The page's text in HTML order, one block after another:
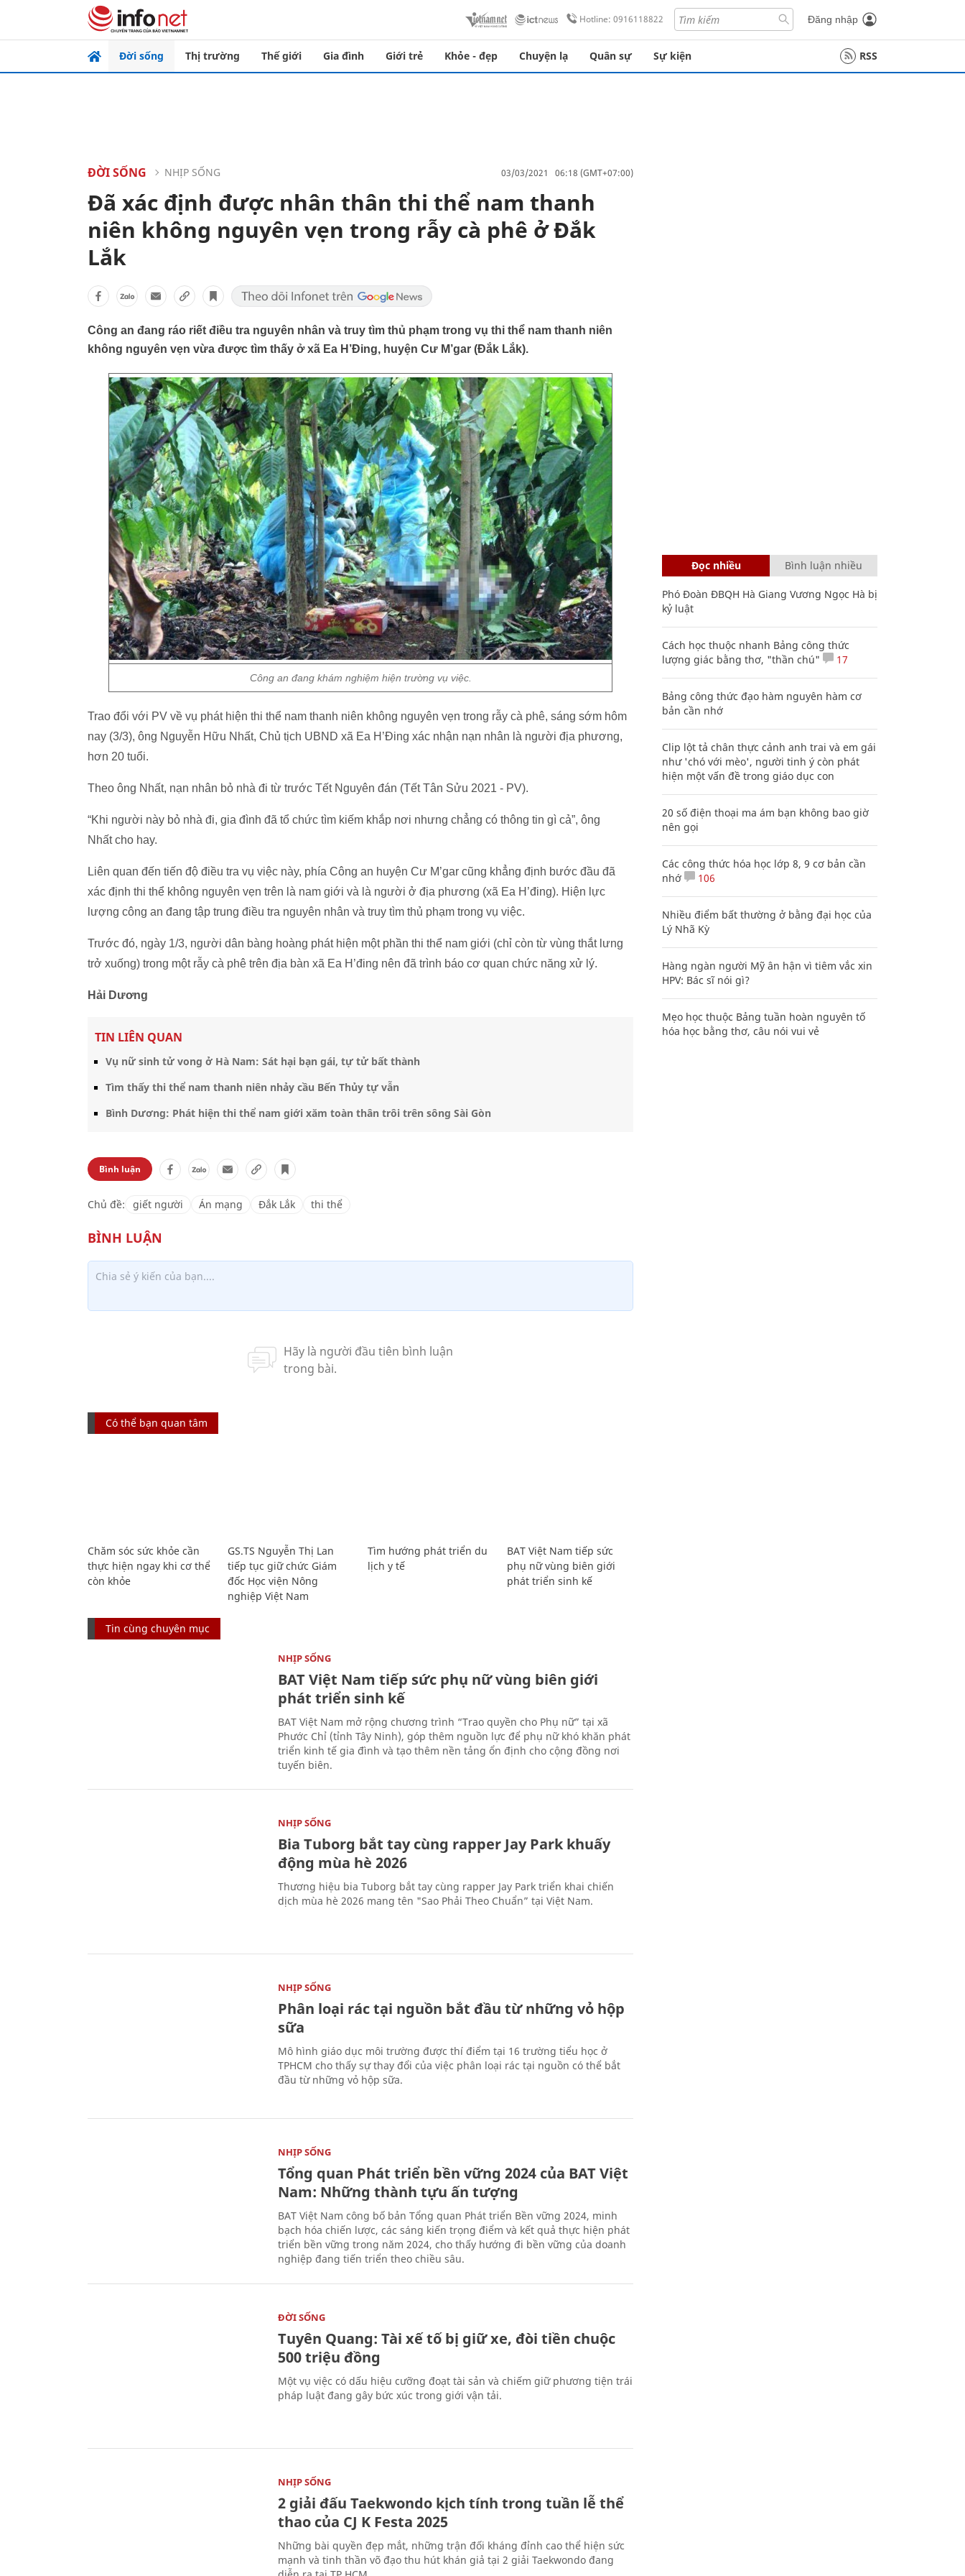
Hotline: 0916118822 Đăng nhập
Đời sống Thị trường Thế giới Gia đình Giới trẻ Khỏe - đẹp Chuyện lạ Quân sự Sự kiện RSS
ĐỜI SỐNG NHỊP SỐNG 03/03/2021 06:18 (GMT+07:00)
Đã xác định được nhân thân thi thể nam thanh
niên không nguyên vẹn trong rẫy cà phê ở Đắk
Lắk
Công an đang ráo riết điều tra nguyên nhân và truy tìm thủ phạm trong vụ thi thể nam thanh niên
không nguyên vẹn vừa được tìm thấy ở xã Ea H’Đing, huyện Cư M’gar (Đắk Lắk).
Công an đang khám nghiệm hiện trường vụ việc.
Trao đổi với PV về vụ phát hiện thi thể nam thanh niên không nguyên vẹn trong rẫy cà phê, sáng sớm hôm
nay (3/3), ông Nguyễn Hữu Nhất, Chủ tịch UBND xã Ea H’Đing xác nhận nạn nhân là người địa phương,
hơn 20 tuổi.
Theo ông Nhất, nạn nhân bỏ nhà đi từ trước Tết Nguyên đán (Tết Tân Sửu 2021 - PV).
“Khi người này bỏ nhà đi, gia đình đã tổ chức tìm kiếm khắp nơi nhưng chẳng có thông tin gì cả”, ông
Nhất cho hay.
Liên quan đến tiến độ điều tra vụ việc này, phía Công an huyện Cư M’gar cũng khẳng định bước đầu đã
xác định thi thể không nguyên vẹn trên là nam giới và là người ở địa phương (xã Ea H’đing). Hiện lực
lượng công an đang tập trung điều tra nguyên nhân và truy tìm thủ phạm trong vụ việc.
Trước đó, ngày 1/3, người dân bàng hoàng phát hiện một phần thi thể nam giới (chỉ còn từ vùng thắt lưng
trở xuống) trong một rẫy cà phê trên địa bàn xã Ea H’đing nên đã trình báo cơ quan chức năng xử lý.
Hải Dương
TIN LIÊN QUAN
Vụ nữ sinh tử vong ở Hà Nam: Sát hại bạn gái, tự tử bất thành
Tìm thấy thi thể nam thanh niên nhảy cầu Bến Thủy tự vẫn
Bình Dương: Phát hiện thi thể nam giới xăm toàn thân trôi trên sông Sài Gòn
Bình luận
Chủ đề: giết người Án mạng Đắk Lắk thi thể
Có thể bạn quan tâm
Chăm sóc sức khỏe cần
thực hiện ngay khi cơ thể
còn khỏe
GS.TS Nguyễn Thị Lan
tiếp tục giữ chức Giám
đốc Học viện Nông
nghiệp Việt Nam
Tìm hướng phát triển du
lịch y tế
BAT Việt Nam tiếp sức
phụ nữ vùng biên giới
phát triển sinh kế
Tin cùng chuyên mục
NHỊP SỐNG
BAT Việt Nam tiếp sức phụ nữ vùng biên giới
phát triển sinh kế
BAT Việt Nam mở rộng chương trình “Trao quyền cho Phụ nữ” tại xã
Phước Chỉ (tỉnh Tây Ninh), góp thêm nguồn lực để phụ nữ khó khăn phát
triển kinh tế gia đình và tạo thêm nền tảng ổn định cho cộng đồng nơi
tuyến biên.
NHỊP SỐNG
Bia Tuborg bắt tay cùng rapper Jay Park khuấy
động mùa hè 2026
Thương hiệu bia Tuborg bắt tay cùng rapper Jay Park triển khai chiến
dịch mùa hè 2026 mang tên "Sao Phải Theo Chuẩn” tại Việt Nam.
NHỊP SỐNG
Phân loại rác tại nguồn bắt đầu từ những vỏ hộp
sữa
Mô hình giáo dục môi trường được thí điểm tại 16 trường tiểu học ở
TPHCM cho thấy sự thay đổi của việc phân loại rác tại nguồn có thể bắt
đầu từ những vỏ hộp sữa.
NHỊP SỐNG
Tổng quan Phát triển bền vững 2024 của BAT Việt
Nam: Những thành tựu ấn tượng
BAT Việt Nam công bố bản Tổng quan Phát triển Bền vững 2024, minh
bạch hóa chiến lược, các sáng kiến trọng điểm và kết quả thực hiện phát
triển bền vững trong năm 2024, cho thấy hướng đi bền vững của doanh
nghiệp đang tiến triển theo chiều sâu.
ĐỜI SỐNG
Tuyên Quang: Tài xế tố bị giữ xe, đòi tiền chuộc
500 triệu đồng
Một vụ việc có dấu hiệu cưỡng đoạt tài sản và chiếm giữ phương tiện trái
pháp luật đang gây bức xúc trong giới vận tải.
NHỊP SỐNG
2 giải đấu Taekwondo kịch tính trong tuần lễ thể
thao của CJ K Festa 2025
Những bài quyền đẹp mắt, những trận đối kháng đỉnh cao thể hiện sức
mạnh và tinh thần võ đạo thu hút khán giả tại 2 giải Taekwondo đang
Đọc nhiều Bình luận nhiều
Phó Đoàn ĐBQH Hà Giang Vương Ngọc Hà bị
kỷ luật
Cách học thuộc nhanh Bảng công thức
lượng giác bằng thơ, "thần chú"
17
Bảng công thức đạo hàm nguyên hàm cơ
bản cần nhớ
Clip lột tả chân thực cảnh anh trai và em gái
như 'chó với mèo', người tinh ý còn phát
hiện một vấn đề trong giáo dục con
20 số điện thoại ma ám bạn không bao giờ
nên gọi
Các công thức hóa học lớp 8, 9 cơ bản cần
nhớ
106
Nhiều điểm bất thường ở bằng đại học của
Lý Nhã Kỳ
Hàng ngàn người Mỹ ân hận vì tiêm vắc xin
HPV: Bác sĩ nói gì?
Mẹo học thuộc Bảng tuần hoàn nguyên tố
hóa học bằng thơ, câu nói vui vẻ